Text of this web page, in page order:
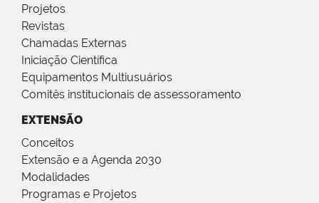
Projetos
Revistas
Chamadas Externas
Iniciação Científica
Equipamentos Multiusuários
Comitês institucionais de assessoramento
EXTENSÃO
Conceitos
Extensão e a Agenda 2030
Modalidades
Programas e Projetos